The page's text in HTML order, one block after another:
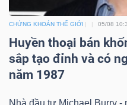
CHỨNG KHOÁN THẾ GIỚI 05/08
Huyền thoại bán
sắp tạo đỉnh và có
năm 1987